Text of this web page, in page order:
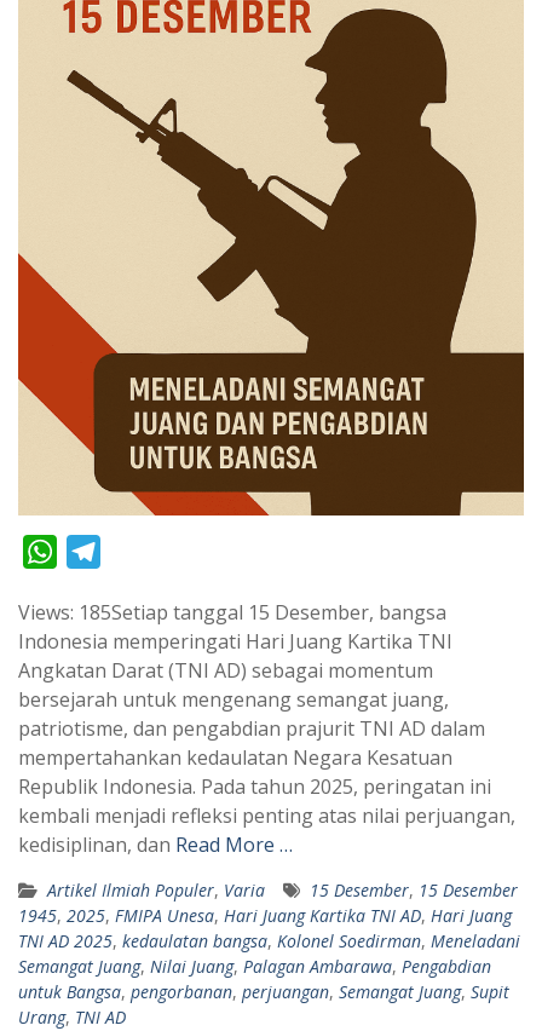
W
a
t
A
p
p
l
e
g
r
a
m
Views: 185Setiap tanggal 15 Desember, bangsa
Indonesia memperingati Hari Juang Kartika TNI
Angkatan Darat (TNI AD) sebagai momentum
bersejarah untuk mengenang semangat juang,
patriotisme, dan pengabdian prajurit TNI AD dalam
mempertahankan kedaulatan Negara Kesatuan
Republik Indonesia. Pada tahun 2025, peringatan ini
kembali menjadi refleksi penting atas nilai perjuangan,
kedisiplinan, dan Read More …
Artikel Ilmiah Populer, Varia 15 Desember, 15 Desember
1945, 2025, FMIPA Unesa, Hari Juang Kartika TNI AD, Hari Juang
TNI AD 2025, kedaulatan bangsa, Kolonel Soedirman, Meneladani
Semangat Juang, Nilai Juang, Palagan Ambarawa, Pengabdian
untuk Bangsa, pengorbanan, perjuangan, Semangat Juang, Supit
Urang, TNI AD